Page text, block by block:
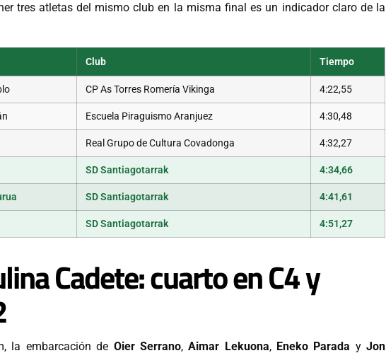
tres atletas del mismo club en la misma final es un indicador claro de la
Club Tiempo
CP As Torres Romería Vikinga 4:22,55
Escuela Piraguismo Aranjuez 4:30,48
Real Grupo de Cultura Covadonga 4:32,27
SD Santiagotarrak 4:34,66
SD Santiagotarrak 4:41,61
SD Santiagotarrak 4:51,27
Cadete: cuarto en C4 y
la embarcación de Oier Serrano,Aimar Lekuona, Eneko Parada yJon